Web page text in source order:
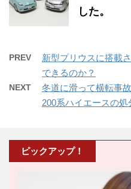
した。
PREV
新型プリウスに搭載
できるのか？
NEXT
冬道に滑って横転事
200系ハイエースの処
ピックアップ！